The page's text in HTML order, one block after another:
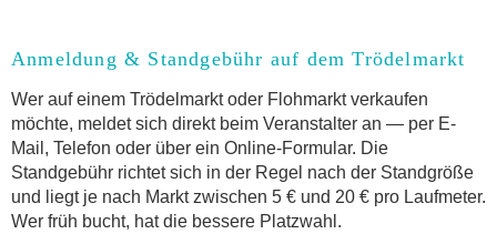
Anmeldung & Standgebühr auf dem Trödelmarkt
Wer auf einem Trödelmarkt oder Flohmarkt verkaufen
möchte, meldet sich direkt beim Veranstalter an — per E-
Mail, Telefon oder über ein Online-Formular. Die
Standgebühr richtet sich in der Regel nach der Standgröße
und liegt je nach Markt zwischen 5 € und 20 € pro Laufmeter.
Wer früh bucht, hat die bessere Platzwahl.